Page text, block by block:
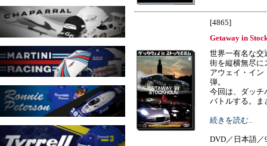
[4865]
Getaway in
世界一有名な交
街を縦横無尽に
アウェイ・イン
弾。
今回は、ダッチ
バトルする。ま
続きを読む..
DVD／日本語／